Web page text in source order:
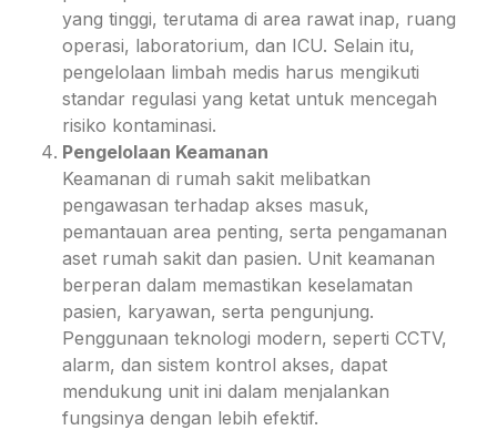
yang tinggi, terutama di area rawat inap, ruang
operasi, laboratorium, dan ICU. Selain itu,
pengelolaan limbah medis harus mengikuti
standar regulasi yang ketat untuk mencegah
risiko kontaminasi.
Pengelolaan Keamanan
Keamanan di rumah sakit melibatkan
pengawasan terhadap akses masuk,
pemantauan area penting, serta pengamanan
aset rumah sakit dan pasien. Unit keamanan
berperan dalam memastikan keselamatan
pasien, karyawan, serta pengunjung.
Penggunaan teknologi modern, seperti CCTV,
alarm, dan sistem kontrol akses, dapat
mendukung unit ini dalam menjalankan
fungsinya dengan lebih efektif.